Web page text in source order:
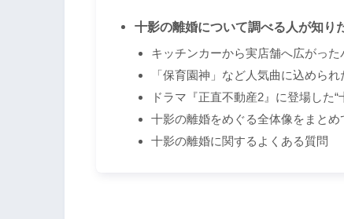
十影の離婚について調べる人が知り
キッチンカーから実店舗へ広がっ
「保育園神」など人気曲に込めら
ドラマ『正直不動産2』に登場した
十影の離婚をめぐる全体像をまとめ
十影の離婚に関するよくある質問